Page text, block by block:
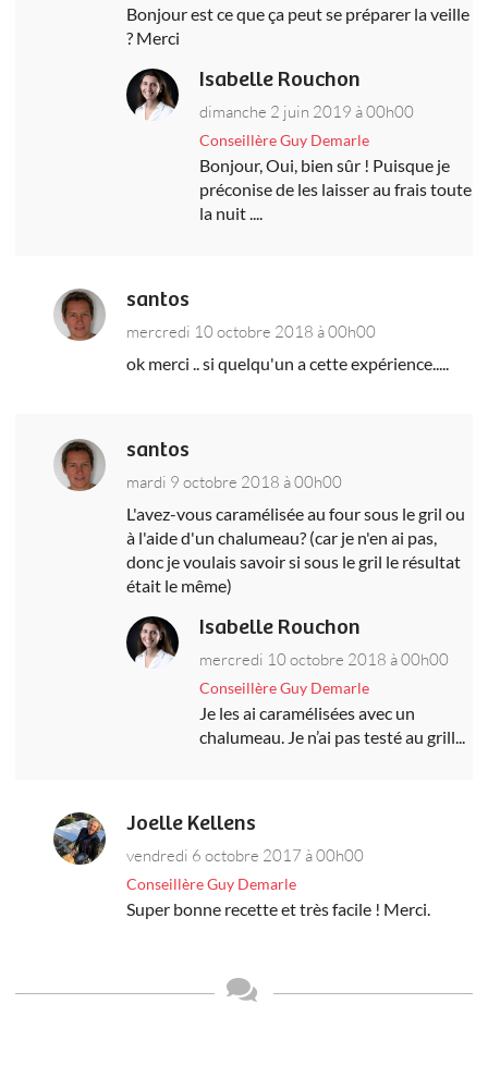
Bonjour est ce que ça peut se préparer la veille
? Merci
Isabelle Rouchon
dimanche 2 juin 2019 à 00h00
Conseillère Guy Demarle
Bonjour, Oui, bien sûr ! Puisque je
préconise de les laisser au frais toute
la nuit ....
santos
mercredi 10 octobre 2018 à 00h00
ok merci .. si quelqu'un a cette expérience.....
santos
mardi 9 octobre 2018 à 00h00
L'avez-vous caramélisée au four sous le gril ou
à l'aide d'un chalumeau? (car je n'en ai pas,
donc je voulais savoir si sous le gril le résultat
était le même)
Isabelle Rouchon
mercredi 10 octobre 2018 à 00h00
Conseillère Guy Demarle
Je les ai caramélisées avec un
chalumeau. Je n’ai pas testé au grill...
Joelle Kellens
vendredi 6 octobre 2017 à 00h00
Conseillère Guy Demarle
Super bonne recette et très facile ! Merci.